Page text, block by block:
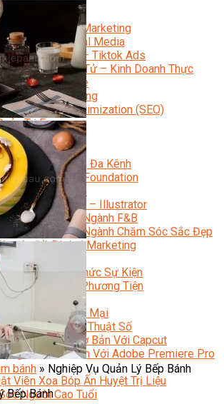
Đốc Digital Marketing
Chuyên Viên Social Media
Marketing – Tiktok Ads
Mại Điện Tử – Kinh Doanh Thực
Trên Shopee
Marketing
Engine Optimization (SEO)
Trị Fanpage
Ads
Ads
Marketing Đa Kênh
Marketing Foundation
Hàng Đa Kênh
Photoshop – Illustrator
Online Ngành F&B
Marketing Online Ngành Chăm Sóc Sắc Đẹp
Đề Digital Marketing
Viên Tổ Chức Sự Kiện
Truyền Thông Đa Phương Tiện
Media Production
Nhiếp Ảnh Thương Mại
Xuất Phim Kỹ Thuật Số
Tập Video Cơ Bản Với Capcut
Phim Cơ Bản Với Adobe Premiere Pro
Viên Xoa Bóp Ấn Huyệt Trị Liệu
Người Cao Tuổi
bánh » Nghiệp Vụ Quản Lý Bếp Bánh
Bếp Bánh